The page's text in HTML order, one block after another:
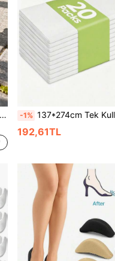
Ot Alma Kancası, Keskin Dişli Bıçaklı ve Koruyucu Kapaklı Metal Bahçe Ot Alma Aleti, 17 cm Çok Fonksiyonlu Avlu Yeri Derzleri ve Yosun Temizleme Aparatı, Paslanmaz Dayanıklı Dış Mekan Temizlik Bahçe Malzemesi, Basit ve Pratik Hediye
-1% 137*274cm Tek Kullanımlık Düz Renk Masa Örtüsü, Minimalist PEVA Yemek Masası Örtüsü, Doğum Günü Partisi,
192,61TL